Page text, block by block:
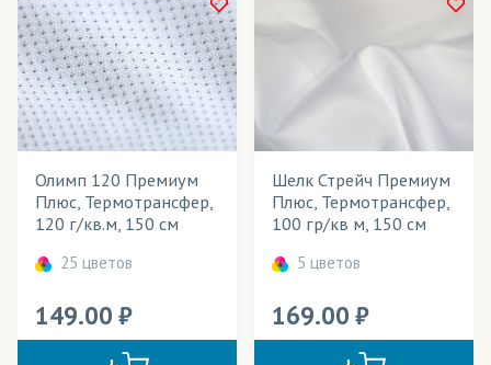
Олимп 120 Премиум
Плюс, Термотрансфер,
120 г/кв.м, 150 см
25 цветов
149.00
Шелк Стрейч Премиум
Плюс, Термотрансфер,
100 гр/кв м, 150 см
5 цветов
169.00